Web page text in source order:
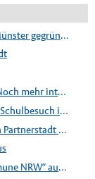
Partnerschaftsverein Enschede-Münster gegründet
Partnerschaft Münster – Lublin: Noch mehr internationale Zusammenarbeit Jugendlicher
Onlineinfos zu Sprachferien und Schulbesuch in York
Sprachferien und Schulbesuch in Partnerstadt York
Münster als „Europaaktive Kommune NRW“ ausgezeichnet